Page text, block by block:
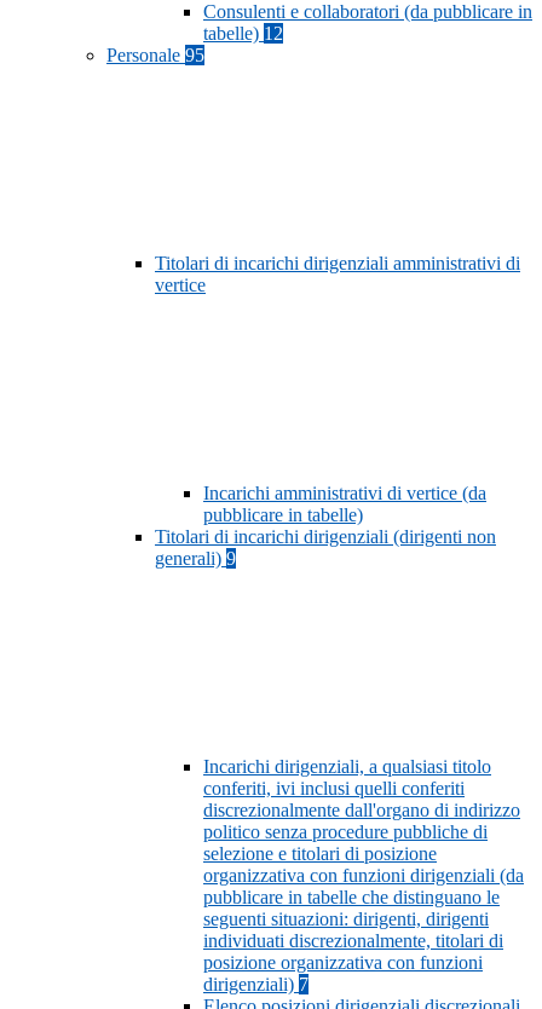
Consulenti e collaboratori (da pubblicare in
tabelle) 12
Personale 95
Titolari di incarichi dirigenziali amministrativi di
vertice
Incarichi amministrativi di vertice (da
pubblicare in tabelle)
Titolari di incarichi dirigenziali (dirigenti non
generali) 9
Incarichi dirigenziali, a qualsiasi titolo
conferiti, ivi inclusi quelli conferiti
discrezionalmente dall'organo di indirizzo
politico senza procedure pubbliche di
selezione e titolari di posizione
organizzativa con funzioni dirigenziali (da
pubblicare in tabelle che distinguano le
seguenti situazioni: dirigenti, dirigenti
individuati discrezionalmente, titolari di
posizione organizzativa con funzioni
dirigenziali) 7